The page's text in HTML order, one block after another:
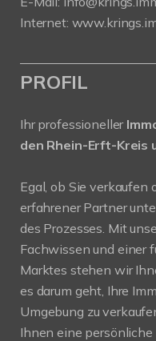
Internet:
PROFIL
Ihr professioneller
den Rhein-Erft-Kreis
Egal, ob Sie
erfahrener Partner
des Prozesses. Mit
Fachwissen und einer
Marktes stehen wir
es darum geht, Ihre
Umgebung zu
Ihnen eine